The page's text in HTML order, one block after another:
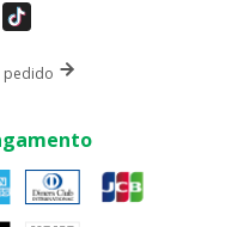
pedido